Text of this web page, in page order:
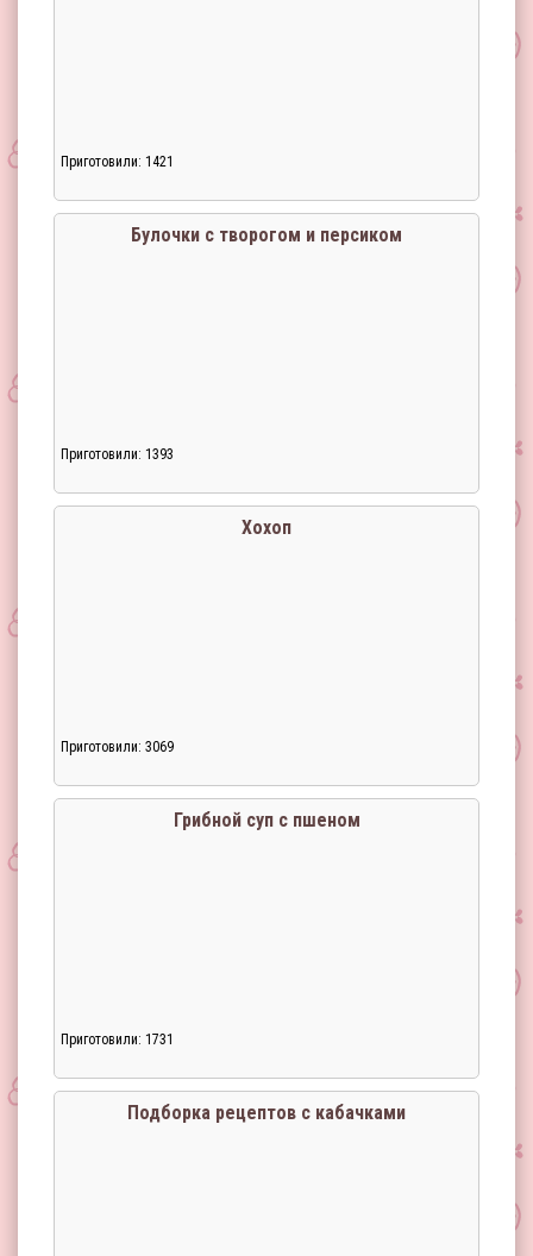
Приготовили: 1421
Булочки с творогом и персиком
Приготовили: 1393
Хохоп
Приготовили: 3069
Грибной суп с пшеном
Приготовили: 1731
Подборка рецептов с кабачками